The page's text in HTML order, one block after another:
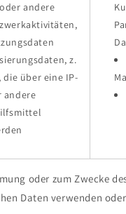
andere
z.
die über eine IP-
andere
oder zum Zwecke
Daten verwenden